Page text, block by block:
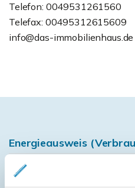
Telefon: 0049531261560
Telefax: 00495312615609
info@das-immobilienhaus.de
Energieausweis